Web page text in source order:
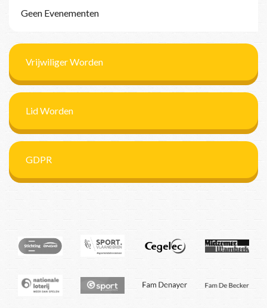
Geen Evenementen
Vrijwiliger Worden
Lid Worden
GDPR